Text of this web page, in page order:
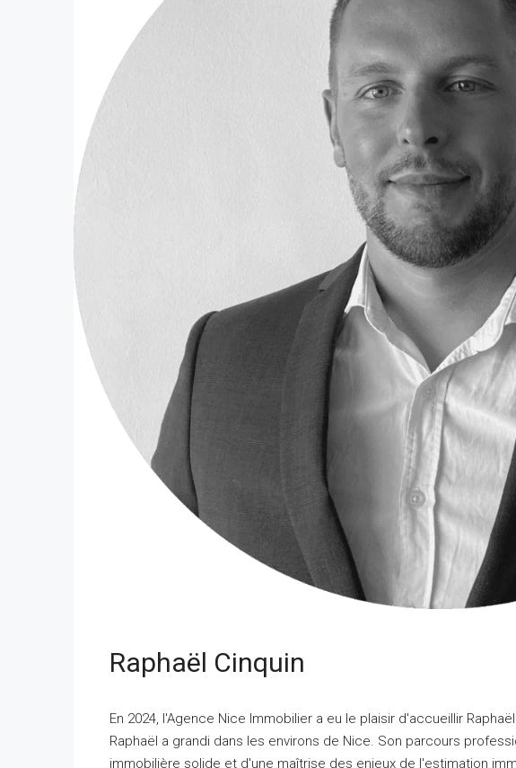
Raphaël Cinquin
En 2024, l'Agence Nice Immobilier a eu le plaisir d'accueillir
Raphaël a grandi dans les environs de Nice. Son parcours
immobilière solide et d'une maîtrise des enjeux de l'estimation